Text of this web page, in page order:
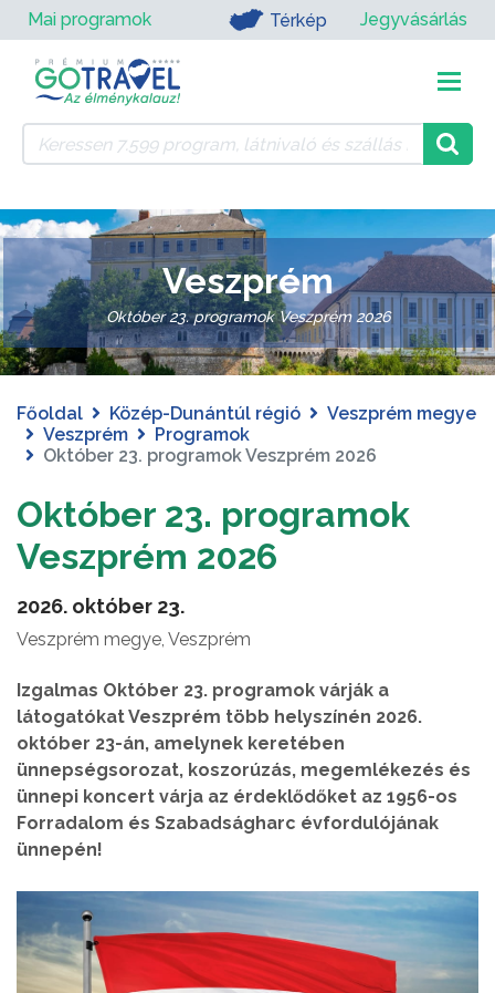
Mai programok Térkép Jegyvásárlás
Veszprém
Október 23. programok Veszprém 2026
Főoldal Közép-Dunántúl régió
Veszprém megye
Veszprém
Programok
Október 23. programok Veszprém 2026
Október 23. programok
Veszprém 2026
2026. október 23.
Veszprém megye, Veszprém
Izgalmas Október 23. programok várják a
látogatókat Veszprém több helyszínén 2026.
október 23-án, amelynek keretében
ünnepségsorozat, koszorúzás, megemlékezés és
ünnepi koncert várja az érdeklődőket az 1956-os
Forradalom és Szabadságharc évfordulójának
ünnepén!